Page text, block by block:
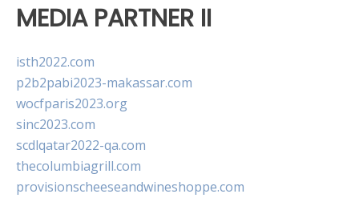
MEDIA PARTNER II
isth2022.com
p2b2pabi2023-makassar.com
wocfparis2023.org
sinc2023.com
scdlqatar2022-qa.com
thecolumbiagrill.com
provisionscheeseandwineshoppe.com